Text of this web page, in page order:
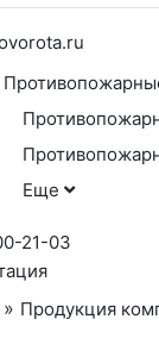
Еще
21-03
» Продукция